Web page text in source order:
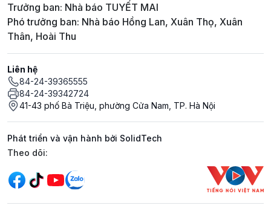
Trưởng ban: Nhà báo TUYẾT MAI
Phó trưởng ban: Nhà báo Hồng Lan, Xuân Thọ, Xuân
Thân, Hoài Thu
Liên hệ
84-24-39365555
84-24-39342724
41-43 phố Bà Triệu, phường Cửa Nam, TP. Hà Nội
Phát triển và vận hành bởi SolidTech
Mạng xã hội
Theo dõi: